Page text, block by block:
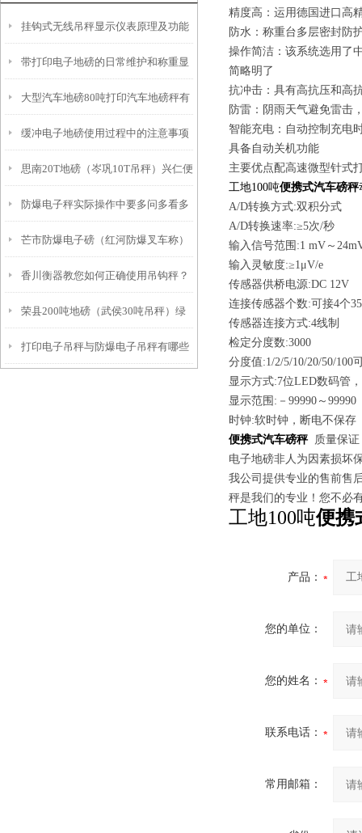
挂钩式无线吊秤显示仪表原理及功能
带打印电子地磅的日常维护和称重显
示控制器的保养
大型汽车地磅80吨打印汽车地磅秤有
几种结构
缓冲电子地磅使用过程中的注意事项
思南20T地磅（岑巩10T吊秤）兴仁便
携式地磅秤）荔波80T汽车衡维修
防爆电子秤实际操作中要多问多看多
学！
芒市防爆电子磅（红河防爆叉车称）
双柏防爆电子秤）屏边防爆电子桌秤
维修
香川衡器教您如何正确使用吊钩秤？
荣县200吨地磅（武侯30吨吊秤）绿
春汽车磅（大安20吨汽车衡维修
打印电子吊秤与防爆电子吊秤有哪些
精度高：运用德国进口高
防水：称重台多层密封防
操作简洁：该系统选用了
简略明了
抗冲击：具有高抗压和高
防雷：阴雨天气避免雷击
智能充电：自动控制充电
具备自动关机功能
主要优点配高速微型针式
工地100吨便携式汽车磅秤
A/D转换方式:双积分式
A/D转换速率:≥5次/秒
输入信号范围:1 mV～
输入灵敏度:≥1μV/e
传感器供桥电源:DC 12V
连接传感器个数:可接4个
传感器连接方式:4线制
检定分度数:3000
分度值:1/2/5/10/20/50/100
显示方式:7位LED数码管
显示范围:－99990～99990
时钟:软时钟，断电不保存
便携式汽车磅秤 质量保证
电子地磅非人为因素损坏
我公司提供专业的售前售
秤是我们的专业！您不必
工地100吨便携
产品：
您的单位：
您的姓名：
联系电话：
常用邮箱：